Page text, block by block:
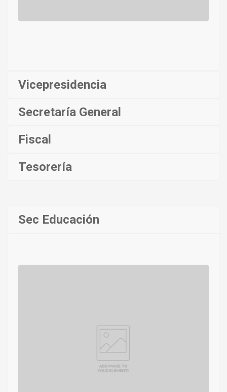
Vicepresidencia
Secretaría General
Fiscal
Tesorería
Sec Educación